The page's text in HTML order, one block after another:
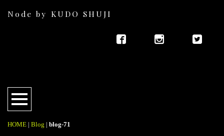
Node by KUDO SHUJI
HOME Blog blog-71